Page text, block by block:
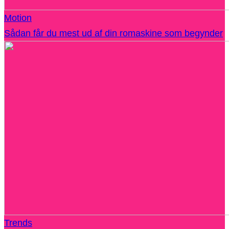
Motion
Sådan får du mest ud af din romaskine som begynder
Trends